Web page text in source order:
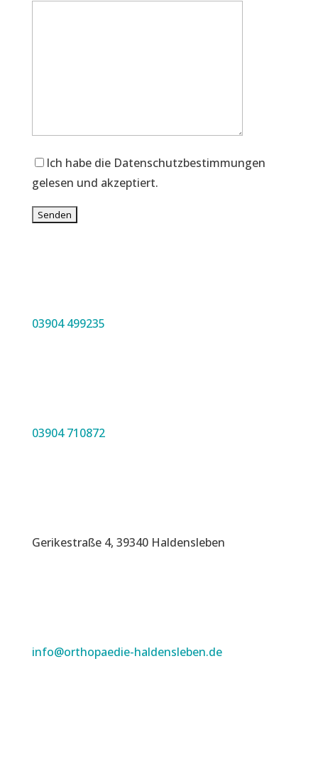
Ich habe die Datenschutzbestimmungen
gelesen und akzeptiert.
03904 499235
03904 710872
Gerikestraße 4, 39340 Haldensleben
info@orthopaedie-haldensleben.de